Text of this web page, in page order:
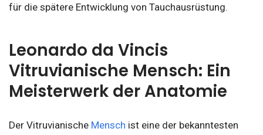
für die spätere Entwicklung von Tauchausrüstung.
Leonardo da Vincis
Vitruvianische Mensch: Ein
Meisterwerk der Anatomie
Der Vitruvianische Mensch ist eine der bekanntesten